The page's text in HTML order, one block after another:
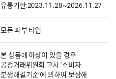
유통기한:2023.11.28~2026.11.27
모든 피부 타입
본 상품에 이상이 있을 경우
공정거래위원회 고시 ‘소비자
분쟁해결기준’에 의하여 보상해